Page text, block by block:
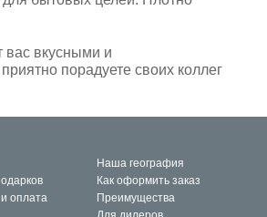
вас вкусными и
порадуете своих коллег
оплата
Наша география
Как оформить заказ
Преимущества